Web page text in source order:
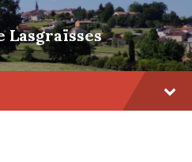
Lasgraïsses